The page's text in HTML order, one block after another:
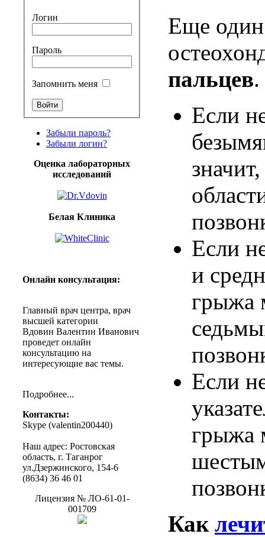
Логин
Пароль
Запомнить меня
Забыли пароль?
Забыли логин?
Оценка лабораторных
исследований
Белая Клиника
Онлайн консультация:
Главный врач центра, врач
высшей категории
Вдовин Валентин Иванович
проведет онлайн
консультацию на
интересующие вас темы.
Подробнее...
Контакты:
Skype (valentin200440)
Наш адрес: Ростовская
область, г. Таганрог
ул.Дзержинского, 154-6
(8634) 36 46 01
Лицензия№ ЛО-61-01-
001709
Еще один
пальцев.
Если
значит
Если
и
грыжа
Если
грыжа
Как